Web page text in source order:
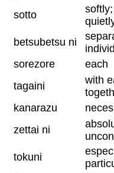
sotto
betsubetsu ni
sorezore
each
tagaini
with
kanarazu
zettai ni
tokuni